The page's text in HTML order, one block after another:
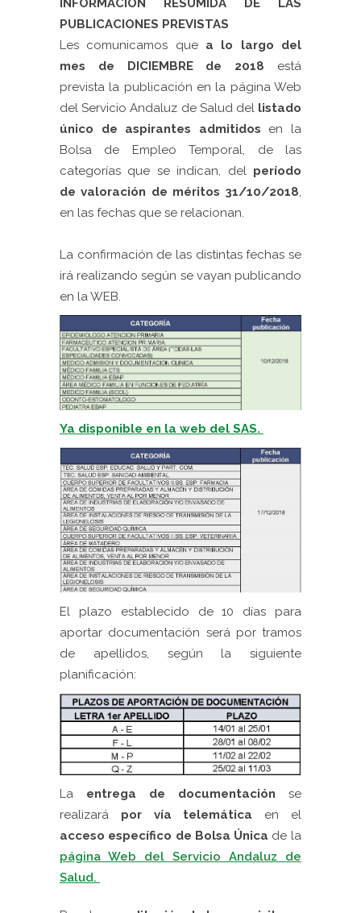
PUBLICACIONES PREVISTAS
Les comunicamos quea lo largo del
mes de DICIEMBRE de 2018 está
prevista la publicación en la página Web
del Servicio Andaluz de Salud del listado
único de aspirantes admitidos en la
Bolsa de Empleo Temporal, de las
categorías que se indican, del período
de valoración de méritos 31/10/2018
en las fechas que se relacionan.
La confirmación de las distintas fechas se
irá realizando según se vayan publicando
en la WEB.
Ya disponible en la web del SAS.
El plazo establecido de 10 días para
aportar documentación será por tramos
de apellidos, según la siguiente
planificación:
La entrega de documentación se
realizará por vía telemática en el
acceso específico de Bolsa Única de la
página Web del Servicio Andaluz de
Salud.